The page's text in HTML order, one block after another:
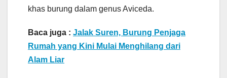
khas burung dalam genus Aviceda.
Baca juga : Jalak Suren, Burung Penjaga
Rumah yang Kini Mulai Menghilang dari
Alam Liar